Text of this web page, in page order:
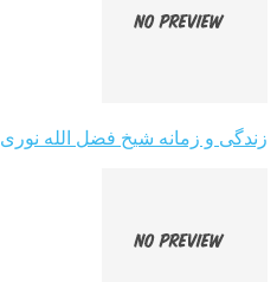
زندگی و زمانه شیخ فضل الله نوری